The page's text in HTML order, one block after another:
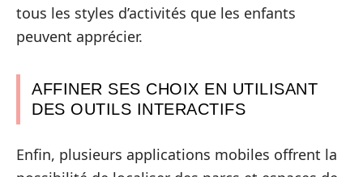
tous les styles d’activités que les enfants
peuvent apprécier.
AFFINER SES CHOIX EN UTILISANT
DES OUTILS INTERACTIFS
Enfin, plusieurs applications mobiles offrent la